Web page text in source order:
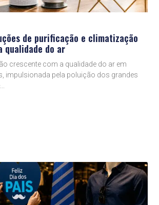
de purificação e climatização
qualidade do ar
crescente com a qualidade do ar em
impulsionada pela poluição dos grandes